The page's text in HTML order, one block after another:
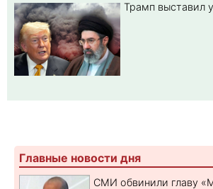
Трамп выставил
Главные новости дня
СМИ обвинили главу